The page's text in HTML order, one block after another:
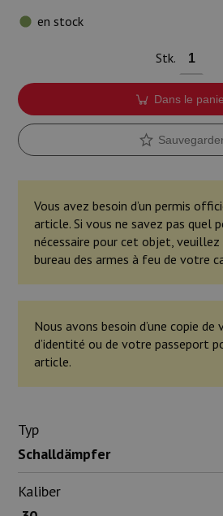
en stock
Stk.
Dans le
Vous avez besoin d’un permis
article. Si vous ne savez pas quel
nécessaire pour cet objet,
bureau des armes à feu de votre
Nous avons besoin d’une copie
d’identité ou de votre passeport
article.
Typ
Schalldämpfer
Kaliber